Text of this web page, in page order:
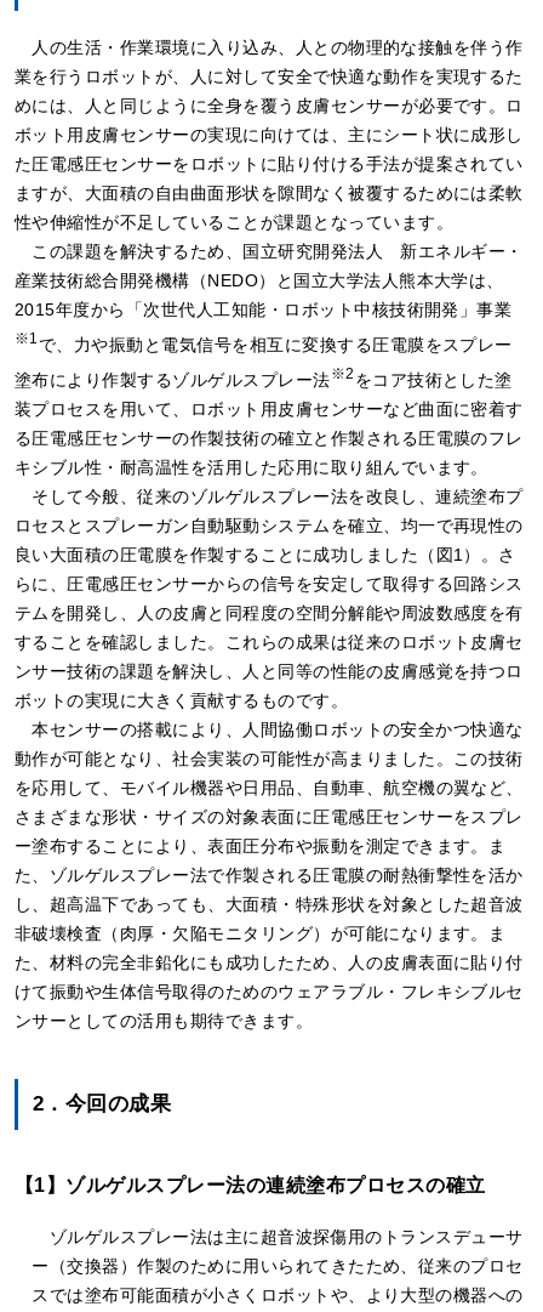
人の生活・作業環境に入り込み、人との物理的な接触を伴う作
業を行うロボットが、人に対して安全で快適な動作を実現するた
めには、人と同じように全身を覆う皮膚センサーが必要です。ロ
ボット用皮膚センサーの実現に向けては、主にシート状に成形し
た圧電感圧センサーをロボットに貼り付ける手法が提案されてい
ますが、大面積の自由曲面形状を隙間なく被覆するためには柔軟
性や伸縮性が不足していることが課題となっています。
この課題を解決するため、国立研究開発法人 新エネルギー・
産業技術総合開発機構（NEDO）と国立大学法人熊本大学は、
2015年度から「次世代人工知能・ロボット中核技術開発」事業
※1 で、力や振動と電気信号を相互に変換する圧電膜をスプレー
塗布により作製するゾルゲルスプレー法※2 をコア技術とした塗
装プロセスを用いて、ロボット用皮膚センサーなど曲面に密着す
る圧電感圧センサーの作製技術の確立と作製される圧電膜のフレ
キシブル性・耐高温性を活用した応用に取り組んでいます。
そして今般、従来のゾルゲルスプレー法を改良し、連続塗布プ
ロセスとスプレーガン自動駆動システムを確立、均一で再現性の
良い大面積の圧電膜を作製することに成功しました（図1）。さ
らに、圧電感圧センサーからの信号を安定して取得する回路シス
テムを開発し、人の皮膚と同程度の空間分解能や周波数感度を有
することを確認しました。これらの成果は従来のロボット皮膚セ
ンサー技術の課題を解決し、人と同等の性能の皮膚感覚を持つロ
ボットの実現に大きく貢献するものです。
本センサーの搭載により、人間協働ロボットの安全かつ快適な
動作が可能となり、社会実装の可能性が高まりました。この技術
を応用して、モバイル機器や日用品、自動車、航空機の翼など、
さまざまな形状・サイズの対象表面に圧電感圧センサーをスプレ
ー塗布することにより、表面圧分布や振動を測定できます。ま
た、ゾルゲルスプレー法で作製される圧電膜の耐熱衝撃性を活か
し、超高温下であっても、大面積・特殊形状を対象とした超音波
非破壊検査（肉厚・欠陥モニタリング）が可能になります。ま
た、材料の完全非鉛化にも成功したため、人の皮膚表面に貼り付
けて振動や生体信号取得のためのウェアラブル・フレキシブルセ
ンサーとしての活用も期待できます。
2．今回の成果
【1】ゾルゲルスプレー法の連続塗布プロセスの確立
ゾルゲルスプレー法は主に超音波探傷用のトランスデューサ
ー（交換器）作製のために用いられてきたため、従来のプロセ
スでは塗布可能面積が小さくロボットや、より大型の機器への